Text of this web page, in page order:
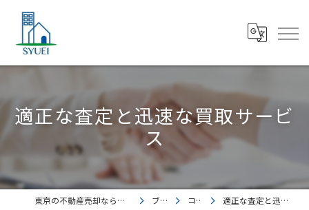
適正な査定と迅速な買取サービ
ス
東京の不動産売却なら株式会社集英都市開発 ブログ コラム 適正な査定と迅速な買取サービス